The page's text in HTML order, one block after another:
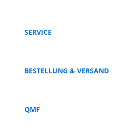
SERVICE
BESTELLUNG & VERSAND
QMF